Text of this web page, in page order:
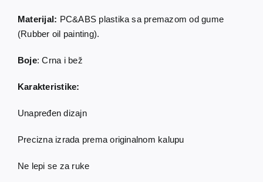
Materijal: PC&ABS plastika sa premazom od gume
(Rubber oil painting).
Boje: Crna i bež
Karakteristike:
Unapređen dizajn
Precizna izrada prema originalnom kalupu
Ne lepi se za ruke